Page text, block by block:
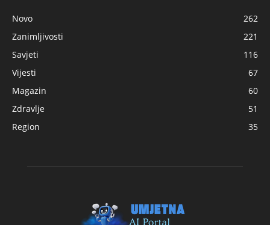
Novo
262
Zanimljivosti
221
Savjeti
116
Vijesti
67
Magazin
60
Zdravlje
51
Region
35